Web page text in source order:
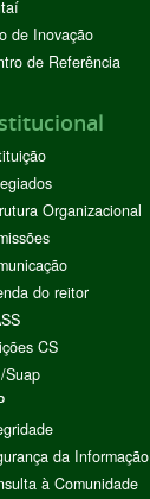
de Inovação
de Referência
Organizacional
do reitor
CS
Suap
da Informação
à Comunidade